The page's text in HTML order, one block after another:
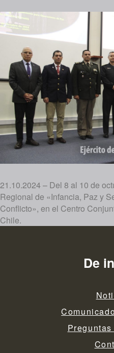
21.10.2024 – Del 8 al 10 de
Regional de «Infancia, Paz y
Conflicto», en el Centro
Chile.
De